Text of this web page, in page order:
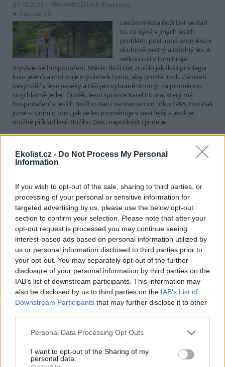
Ekolist.cz - Do Not Process My Personal
Information
If you wish to opt-out of the sale, sharing to third parties, or
processing of your personal or sensitive information for
targeted advertising by us, please use the below opt-out
section to confirm your selection. Please note that after your
opt-out request is processed you may continue seeing
interest-based ads based on personal information utilized by
us or personal information disclosed to third parties prior to
your opt-out. You may separately opt-out of the further
disclosure of your personal information by third parties on the
IAB’s list of downstream participants. This information may
also be disclosed by us to third parties on the IAB’s List of
Downstream Participants that may further disclose it to other
Personal Data Processing Opt Outs
I want to opt-out of the Sharing of my
personal data.
27.10.2023 | PRAHA/BOŽÍ DAR (Ekolist.cz)
Diskuse: 65
Lesům města Boží Dar se daří
to, co bývá v jiných lesích
problém: postupná proměna v
druhově pestrý a odolný les. A
velkou roli v tom hraje
myslivecké hospodaření. Město Boží Dar zrušilo jakákoli privilegia
lovu jelenů a motivuje myslivce k tomu, aby prostě lovili. Zároveň
nevytváří v lese paseky a těží jen vybrané stromy. Za proměnou
stojí hlavně jeden člověk, lesní správce Karel Picura, který má
hospodaření v lesích Božího Daru na starosti od roku 1995. Povídali
jsme si s ním o tom, jak se les proměňuje v pestřejší, a jestli je
možné příklad lesů Božího Daru napodobit i jinde.
K čemu byly hlavaté vrby? O mizejícím fenoménu
Poodří hovoří arborista Ivan V. Bartoš
Kdysi jich v krajině Poodří byly
tisíce. Do dnešní doby se jich
zachovalo několik stovek. Řeč
je tzv. hlavatých vrbách. Nejde
jen o kulturní fenomén, ale
také zajímavé téma ochrany
přírody. Dutiny hlavatých vrb jsou důležité pro chráněné brouky
páchníky hnědé. O hlavatých vrbách jsme si povídali s Ivanem V.
Bartošem ze ZO ČSOP Studénka, který se coby arborista podílel na
pětiletém projektuLIFE Osmoderma - Ochrana páchníka hnědého
v EVL Poodří .
Obědy v lesní školce a hygiena? Tuhle cestičku už jsme
prošlapali, říká šéfka Asociace lesních mateřských škol
Diskuse: 4
Děti, které chodí do lesních